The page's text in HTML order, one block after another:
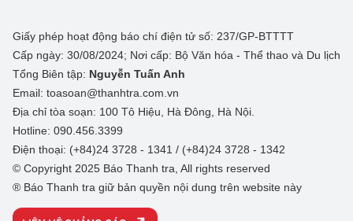
Giấy phép hoạt động báo chí điện tử số: 237/GP-BTTTT
Cấp ngày: 30/08/2024; Nơi cấp: Bộ Văn hóa - Thể thao và Du lịch
Tổng Biên tập: Nguyễn Tuấn Anh
Email: toasoan@thanhtra.com.vn
Địa chỉ tòa soạn: 100 Tô Hiệu, Hà Đông, Hà Nội.
Hotline: 090.456.3399
Điện thoại: (+84)24 3728 - 1341 / (+84)24 3728 - 1342
© Copyright 2025 Báo Thanh tra, All rights reserved
® Báo Thanh tra giữ bản quyền nội dung trên website này